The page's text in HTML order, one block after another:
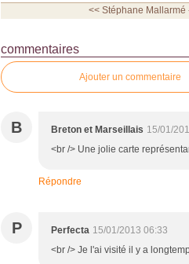
<< Stéphane Mallarmé
commentaires
Ajouter un commentaire
B Breton et Marseillais 15/01/
<br /> Une jolie carte
Répondre
P Perfecta 15/01/2013 06:33
<br /> Je l'ai visité il y a